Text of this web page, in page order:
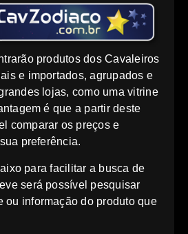
produtos dos Cavaleiros
e importados, agrupados e
lojas, como uma vitrine
é que a partir deste
comparar os preços e
preferência.
para facilitar a busca de
será possível pesquisar
ou informação do produto que